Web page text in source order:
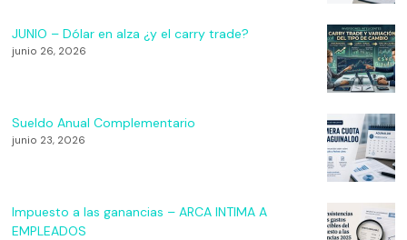
JUNIO – Dólar en alza ¿y el carry trade?
junio 26, 2026
Sueldo Anual Complementario
junio 23, 2026
Impuesto a las ganancias – ARCA INTIMA A
EMPLEADOS